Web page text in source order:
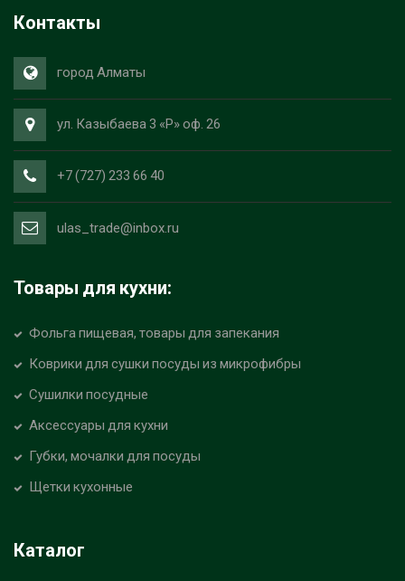
Контакты
город Алматы
ул. Казыбаева 3 «Р» оф. 26
+7 (727) 233 66 40
ulas_trade@inbox.ru
Товары для кухни:
Фольга пищевая, товары для запекания
Коврики для сушки посуды из микрофибры
Сушилки посудные
Аксессуары для кухни
Губки, мочалки для посуды
Щетки кухонные
Каталог